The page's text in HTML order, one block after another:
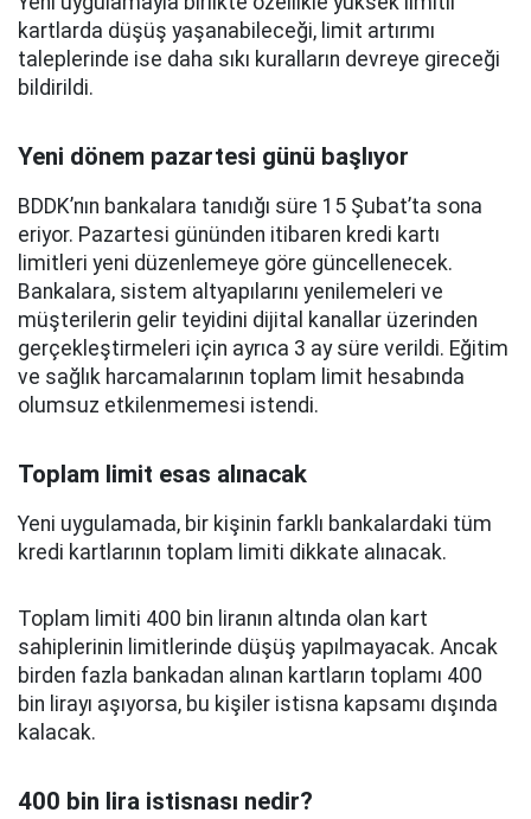
kartlarda düşüş yaşanabileceği, limit artırımı
taleplerinde ise daha sıkı kuralların devreye gireceği
bildirildi.
Yeni dönem pazartesi günü başlıyor
BDDK’nın bankalara tanıdığı süre 15 Şubat’ta sona
eriyor. Pazartesi gününden itibaren kredi kartı
limitleri yeni düzenlemeye göre güncellenecek.
Bankalara, sistem altyapılarını yenilemeleri ve
müşterilerin gelir teyidini dijital kanallar üzerinden
gerçekleştirmeleri için ayrıca 3 ay süre verildi. Eğitim
ve sağlık harcamalarının toplam limit hesabında
olumsuz etkilenmemesi istendi.
Toplam limit esas alınacak
Yeni uygulamada, bir kişinin farklı bankalardaki tüm
kredi kartlarının toplam limiti dikkate alınacak.
Toplam limiti 400 bin liranın altında olan kart
sahiplerinin limitlerinde düşüş yapılmayacak. Ancak
birden fazla bankadan alınan kartların toplamı 400
bin lirayı aşıyorsa, bu kişiler istisna kapsamı dışında
kalacak.
400 bin lira istisnası nedir?